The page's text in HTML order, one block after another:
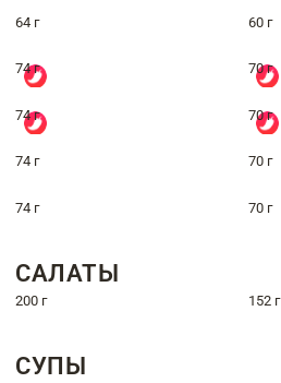
64 г 60 г
74 г 70 г
74 г 70 г
74 г 70 г
74 г 70 г
САЛАТЫ
200 г 152 г
СУПЫ